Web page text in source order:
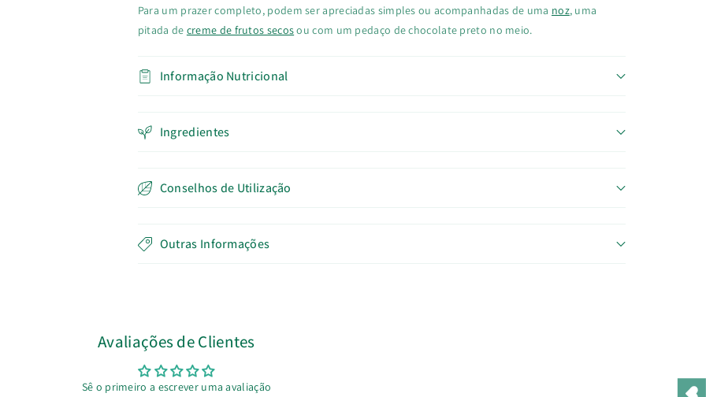
Para um prazer completo, podem ser apreciadas simples ou acompanhadas de uma noz, uma
pitada de creme de frutos secosou com um pedaço de chocolate preto no meio.
Informação Nutricional
Ingredientes
Conselhos de Utilização
Outras Informações
Avaliações de Clientes
Sê o primeiro a escrever uma avaliação